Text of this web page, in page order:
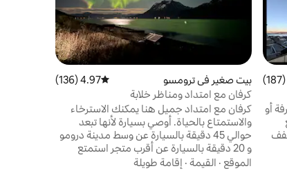
5، 187 مراجعات
أو
بيت صغير في ترومسو متوسط التقييم 4.97 من 5، 136 مراجعات
4.97 (136)
كرفان مع امتداد ومناظر خلابة
كرفان مع امتداد جميل هنا يمكنك الاسترخاء
والاستمتاع بالحياة. أوصي بسيارة لأنها تبعد
حوالي 45 دقيقة بالسيارة عن وسط مدينة درومو
و 20 دقيقة بالسيارة عن أقرب متجر استمتع
بالبحر واعثر على الهدوء في هذا المكان الفريد
الموقع · القيمة · إقامة طويلة